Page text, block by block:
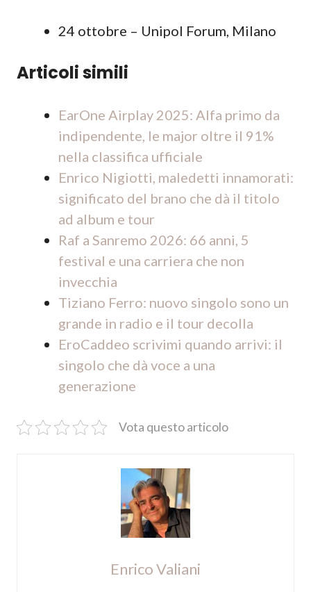
24 ottobre – Unipol Forum, Milano
Articoli simili
EarOne Airplay 2025: Alfa primo da
indipendente, le major oltre il 91%
nella classifica ufficiale
Enrico Nigiotti, maledetti innamorati:
significato del brano che dà il titolo
ad album e tour
Raf a Sanremo 2026: 66 anni, 5
festival e una carriera che non
invecchia
Tiziano Ferro: nuovo singolo sono un
grande in radio e il tour decolla
EroCaddeo scrivimi quando arrivi: il
singolo che dà voce a una
generazione
Vota questo articolo
Enrico Valiani